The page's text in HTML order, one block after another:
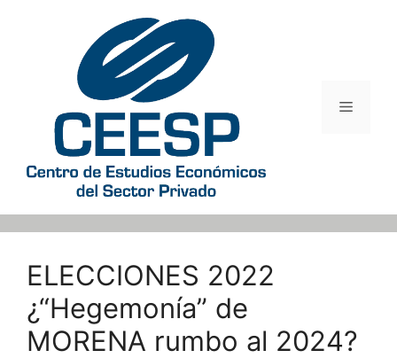
Menú
ELECCIONES 2022
¿“Hegemonía” de
MORENA rumbo al 2024?